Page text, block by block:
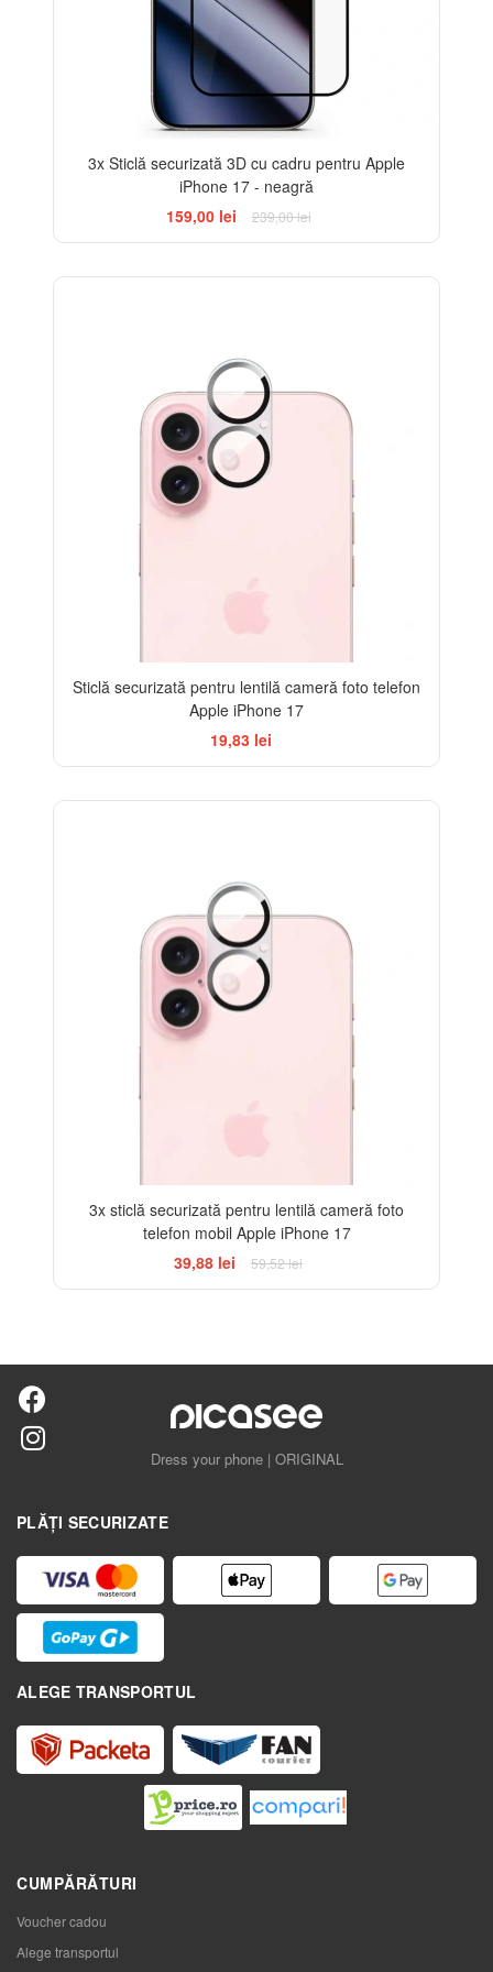
3x Sticlă securizată 3D cu cadru pentru Apple
iPhone 17 - neagră
159,00 lei
239,00 lei
Sticlă securizată pentru lentilă cameră foto telefon
Apple iPhone 17
19,83 lei
3x sticlă securizată pentru lentilă cameră foto
telefon mobil Apple iPhone 17
39,88 lei
59,52 lei
Dress your phone | ORIGINAL
PLĂȚI SECURIZATE
ALEGE TRANSPORTUL
CUMPĂRĂTURI
Voucher cadou
Alege transportul